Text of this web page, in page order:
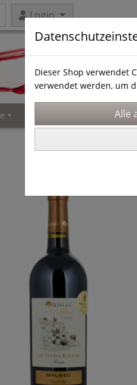
Login
Events
Dieser Shop verwendet
verwendet werden, um